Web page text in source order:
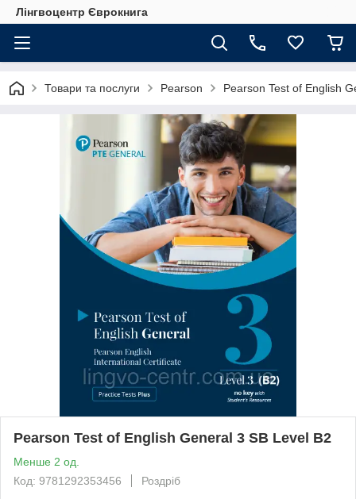
Лінгвоцентр Єврокнига
Товари та послуги Pearson Pearson Test of English
Pearson Test of English General 3 SB Level B2
Менше 2 од.
Код: 9781292353456
Роздріб